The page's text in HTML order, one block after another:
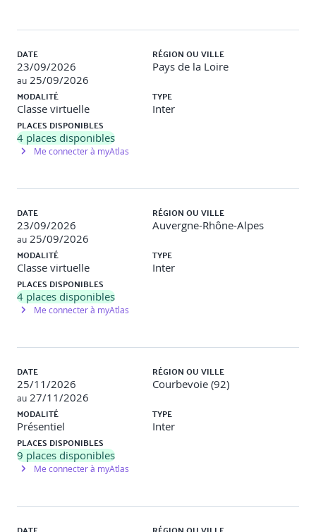
Comment créer le plus de valeur possible en utilisant
Kanban.
Mise en œuvre de Kanban : limite de travail, flux tiré,
gestion des urgences, etc.
Supervision et planification du système avec des "
Cumulative Flow Chart ".
Mais où sont passées les estimations ?
Kanban.
Principales pratiques connexes au système Kanban
L'expression du besoin en Kanban.
Cartographie et efficacité de la création de valeur. La "
Value Stream Mapping ".
Les réunions journalières et récurrentes.
Les réunions d'amélioration continue.
Comprendre le management avec Kanban et la
conduite du changement
Le leadership avec Kanban.
L'organisation du management avec Kanban. Les
points clés.
La responsabilisation des équipes. Les systèmes de
flux tiré.
DATE
23/09/2026
au 25/09/2026
RÉGION OU VILLE
Pays de la Loire
MODALITÉ
Classe virtuelle
TYPE
Inter
PLACES DISPONIBLES
4 places disponibles
Me connecter à myAtlas
DATE
23/09/2026
au 25/09/2026
RÉGION OU VILLE
Auvergne-Rhône-Alpes
MODALITÉ
Classe virtuelle
TYPE
Inter
PLACES DISPONIBLES
4 places disponibles
Me connecter à myAtlas
DATE
25/11/2026
au 27/11/2026
RÉGION OU VILLE
Courbevoie (92)
MODALITÉ
Présentiel
TYPE
Inter
PLACES DISPONIBLES
9 places disponibles
Me connecter à myAtlas